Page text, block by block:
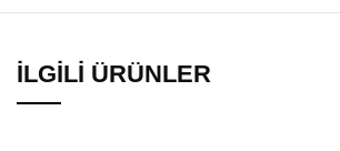
İLGILI ÜRÜNLER